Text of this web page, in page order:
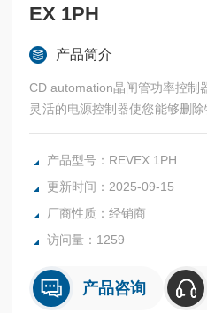
EX 1PH
产品简介
CD automation晶闸管功率控制
灵活的电源控制器使您能够删
而实现出色的性价比。适用于单
射击范围：零交叉，半周期，
产品型号：REVEX 1PH
更新时间：2025-09-15
厂商性质：经销商
访问量：1259
产品咨询